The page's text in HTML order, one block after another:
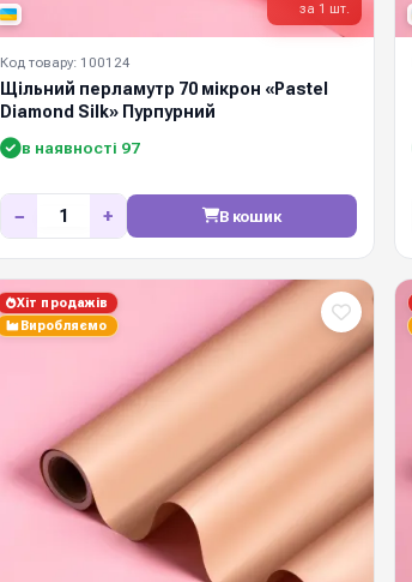
за 1 шт.
Код товару: 100124
Щільний перламутр 70 мікрон «Pastel
Diamond Silk» Пурпурний
в наявності 97
− + В кошик
Хіт продажів
Виробляємо